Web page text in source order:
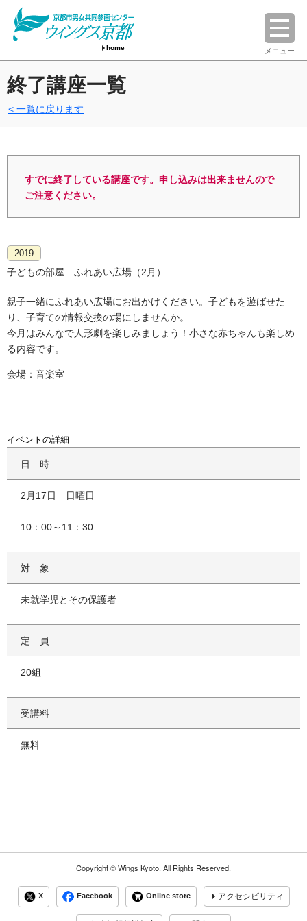
home メニュー
終了講座一覧
一覧に戻ります
すでに終了している講座です。申し込みは出来ませんので
ご注意ください。
2019
子どもの部屋 ふれあい広場（2月）
親子一緒にふれあい広場にお出かけください。子どもを遊ばせた
り、子育ての情報交換の場にしませんか。
今月はみんなで人形劇を楽しみましょう！小さな赤ちゃんも楽しめ
る内容です。
会場：音楽室
イベントの詳細
日時
2月17日 日曜日
10：00～11：30
対象
未就学児とその保護者
定員
20組
受講料
無料
Copyright ©Wings Kyoto. All Rights Reserved.
X Facebook Online store アクセシビリティ